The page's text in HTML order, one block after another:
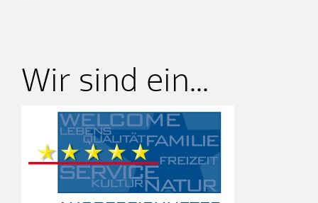
Wir sind ein...